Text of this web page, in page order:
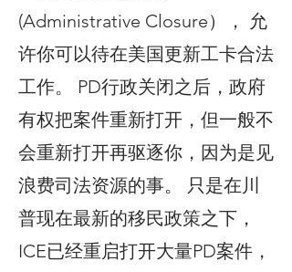
(Administrative Closure）， 允
许你可以待在美国更新工卡合法
工作。 PD行政关闭之后，政府
有权把案件重新打开，但一般不
会重新打开再驱逐你，因为是见
浪费司法资源的事。 只是在川
普现在最新的移民政策之下，
ICE已经重启打开大量PD案件，